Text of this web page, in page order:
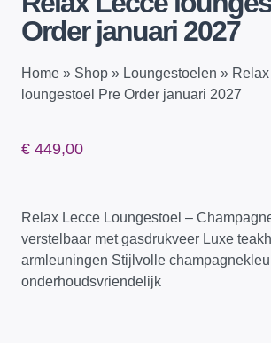
Order januari 2027
Home » Shop » Loungestoelen »
loungestoel Pre Order januari 2027
€ 449,00
Relax Lecce Loungestoel –
verstelbaar met gasdrukveer Luxe
armleuningen Stijlvolle
onderhoudsvriendelijk